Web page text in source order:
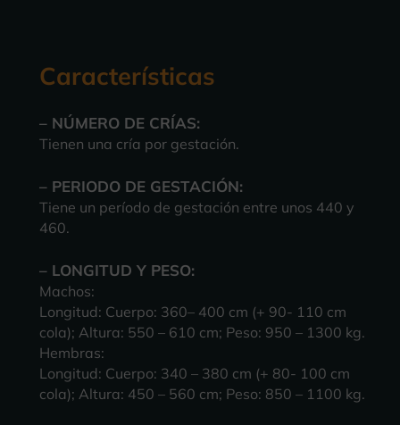
Características
– NÚMERO DE CRÍAS:
Tienen una cría por gestación.
– PERIODO DE GESTACIÓN:
Tiene un período de gestación entre unos 440 y
460.
– LONGITUD Y PESO:
Machos:
Longitud: Cuerpo: 360– 400 cm (+ 90- 110 cm
cola); Altura: 550 – 610 cm; Peso: 950 – 1300 kg.
Hembras:
Longitud: Cuerpo: 340 – 380 cm (+ 80- 100 cm
cola); Altura: 450 – 560 cm; Peso: 850 – 1100 kg.